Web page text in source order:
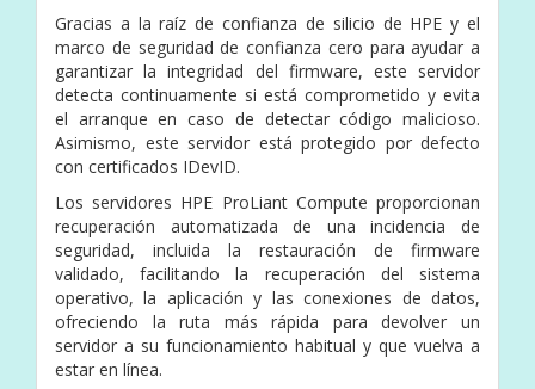
Gracias a la raíz de confianza de silicio de HPE y el
marco de seguridad de confianza cero para ayudar a
garantizar la integridad del firmware, este servidor
detecta continuamente si está comprometido y evita
el arranque en caso de detectar código malicioso.
Asimismo, este servidor está protegido por defecto
con certificados IDevID.
Los servidores HPE ProLiant Compute proporcionan
recuperación automatizada de una incidencia de
seguridad, incluida la restauración de firmware
validado, facilitando la recuperación del sistema
operativo, la aplicación y las conexiones de datos,
ofreciendo la ruta más rápida para devolver un
servidor a su funcionamiento habitual y que vuelva a
estar en línea.